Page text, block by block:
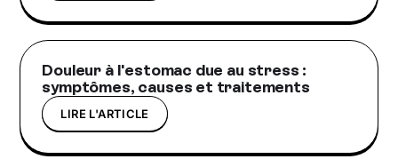
Douleur à l'estomac due au stress :
symptômes, causes et traitements
LIRE L'ARTICLE